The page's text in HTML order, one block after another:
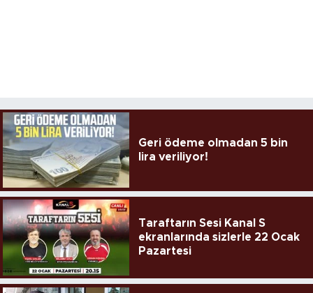
Geri ödeme olmadan 5 bin
lira veriliyor!
Taraftarın Sesi Kanal S
ekranlarında sizlerle 22 Ocak
Pazartesi